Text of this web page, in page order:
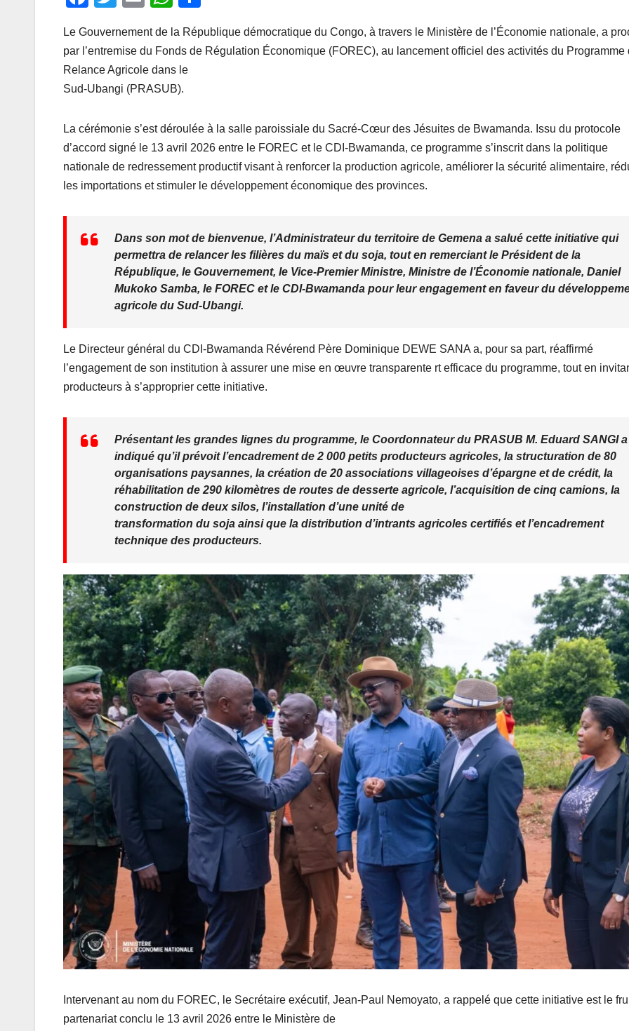
c
e
b
o
k
tt
er
ail at
s
A
p
ta
Le Gouvernement de la République démocratique du Congo, à travers le Ministère de l’Économie nationale, a
par l’entremise du Fonds de Régulation Économique (FOREC), au lancement officiel des activités du Programme
Relance Agricole dans le
Sud-Ubangi (PRASUB).
La cérémonie s’est déroulée à la salle paroissiale du Sacré-Cœur des Jésuites de Bwamanda. Issu du protocole
d’accord signé le 13 avril 2026 entre le FOREC et le CDI-Bwamanda, ce programme s’inscrit dans la politique
nationale de redressement productif visant à renforcer la production agricole, améliorer la sécurité alimentaire,
les importations et stimuler le développement économique des provinces.
Dans son mot de bienvenue, l’Administrateur du territoire de Gemena a salué cette initiative qui
permettra de relancer les filières du maïs et du soja, tout en remerciant le Président de la
République, le Gouvernement, le Vice-Premier Ministre, Ministre de l’Économie nationale, Daniel
Mukoko Samba, le FOREC et le CDI-Bwamanda pour leur engagement en faveur du
agricole du Sud-Ubangi.
Le Directeur général du CDI-Bwamanda Révérend Père Dominique DEWE SANA a, pour sa part, réaffirmé
l’engagement de son institution à assurer une mise en œuvre transparente rt efficace du programme, tout en
producteurs à s’approprier cette initiative.
Présentant les grandes lignes du programme, le Coordonnateur du PRASUB M. Eduard SANGI a
indiqué qu’il prévoit l’encadrement de 2 000 petits producteurs agricoles, la structuration de 80
organisations paysannes, la création de 20 associations villageoises d’épargne et de crédit, la
réhabilitation de 290 kilomètres de routes de desserte agricole, l’acquisition de cinq camions, la
construction de deux silos, l’installation d’une unité de
transformation du soja ainsi que la distribution d’intrants agricoles certifiés et l’encadrement
technique des producteurs.
Intervenant au nom du FOREC, le Secrétaire exécutif, Jean-Paul Nemoyato, a rappelé que cette initiative est le
partenariat conclu le 13 avril 2026 entre le Ministère de
Prof.